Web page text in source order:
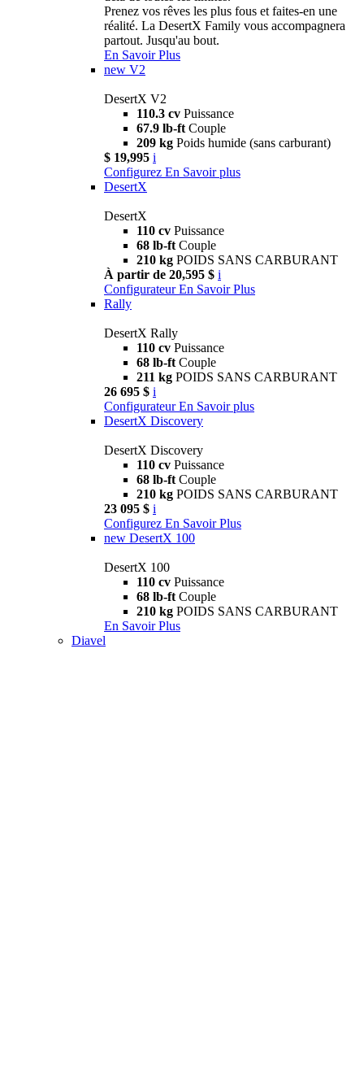
Prenez vos rêves les plus fous et faites-en une
réalité. La DesertX Family vous accompagnera
partout. Jusqu'au bout.
En Savoir Plus
new V2
DesertX V2
110.3 cv Puissance
67.9 lb-ft Couple
209 kg Poids humide (sans carburant)
$ 19,995 i
Configurez En Savoir plus
DesertX
DesertX
110 cv Puissance
68 lb-ft Couple
210 kg POIDS SANS CARBURANT
À partir de 20,595 $ i
Configurateur En Savoir Plus
Rally
DesertX Rally
110 cv Puissance
68 lb-ft Couple
211 kg POIDS SANS CARBURANT
26 695 $ i
Configurateur En Savoir plus
DesertX Discovery
DesertX Discovery
110 cv Puissance
68 lb-ft Couple
210 kg POIDS SANS CARBURANT
23 095 $ i
Configurez En Savoir Plus
new DesertX 100
DesertX 100
110 cv Puissance
68 lb-ft Couple
210 kg POIDS SANS CARBURANT
En Savoir Plus
Diavel